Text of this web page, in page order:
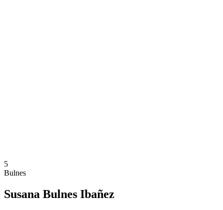
5
Bulnes
Susana Bulnes Ibañez